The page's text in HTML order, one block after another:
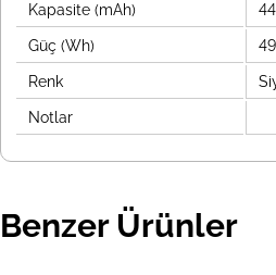
Kapasite (mAh)
Güç (Wh) 49
Renk
Notlar
Benzer Ürünler